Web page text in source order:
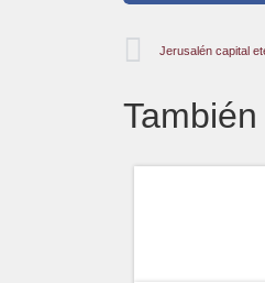
Jerusalén capital